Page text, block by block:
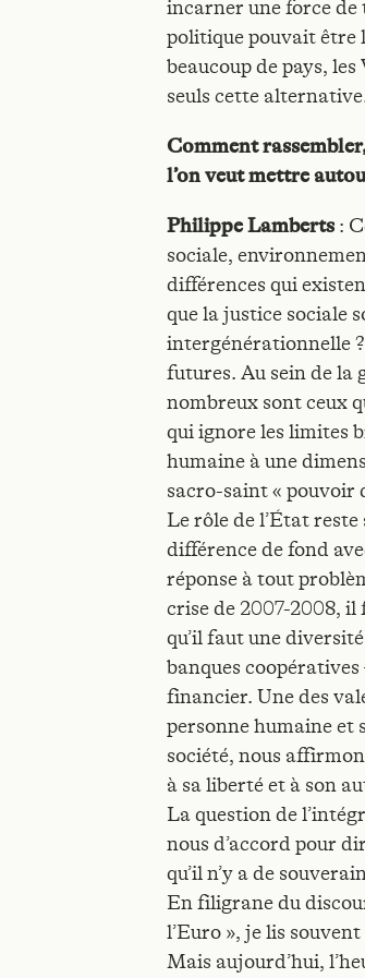
incarner une force de
politique pouvait être
beaucoup de pays,
seuls cette
Comment
l’on veut mettre
Philippe Lamberts :
sociale,
différences qui
que la justice sociale
intergénérationnelle
futures. Au sein de la
nombreux sont ceux
qui ignore les limites
humaine à une
sacro-saint « pouvoir
Le rôle de l’État
différence de fond
réponse à tout
crise de 2007-2008,
qu’il faut une
banques
financier. Une des
personne humaine et
société, nous
à sa liberté et à son
La question de
nous d’accord pour
qu’il n’y a de
En filigrane du
l’Euro », je lis
Mais aujourd’hui,